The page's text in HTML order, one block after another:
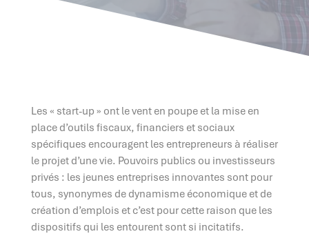
Les « start-up » ont le vent en poupe et la mise en
place d’outils fiscaux, financiers et sociaux
spécifiques encouragent les entrepreneurs à réaliser
le projet d’une vie. Pouvoirs publics ou investisseurs
privés : les jeunes entreprises innovantes sont pour
tous, synonymes de dynamisme économique et de
création d’emplois et c’est pour cette raison que les
dispositifs qui les entourent sont si incitatifs.